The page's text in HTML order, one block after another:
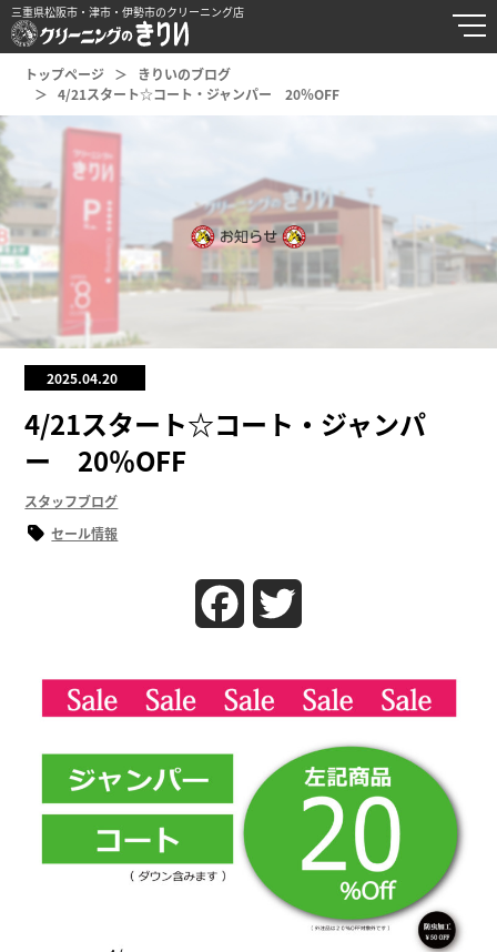
三重県松阪市・津市・伊勢市のクリーニング店
トップページ
きりいのブログ
4/21スタート☆コート・ジャンパー 20％OFF
2025.04.20
4/21スタート☆コート・ジャンパ
ー 20％OFF
スタッフブログ
セール情報
Facebook